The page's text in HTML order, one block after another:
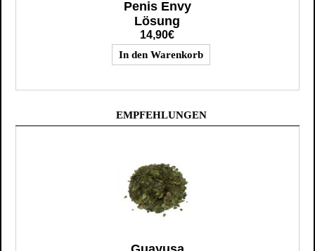
Penis Envy
Lösung
14,90€
EMPFEHLUNGEN